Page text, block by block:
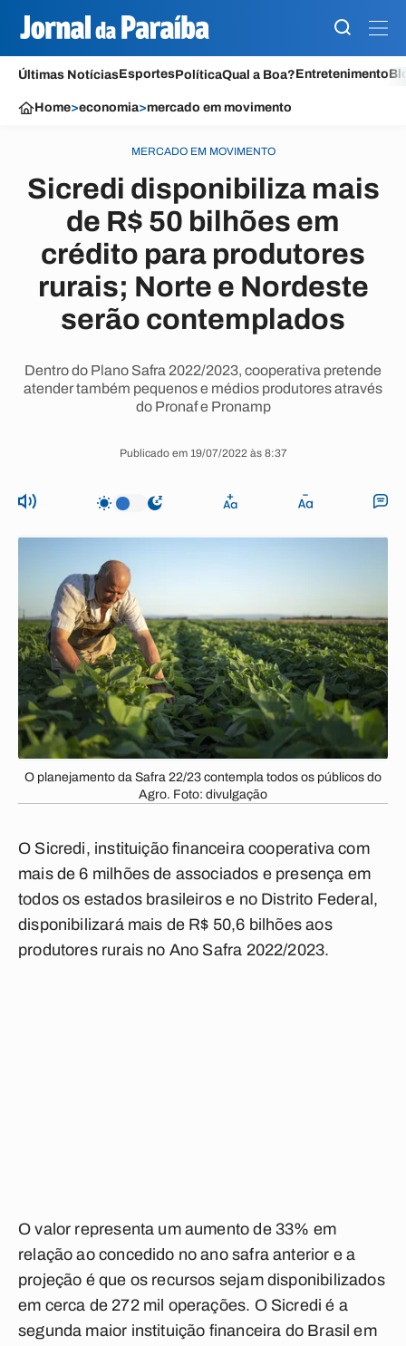
Últimas NotíciasEsportesPolíticaQual a Boa?Entretenimento
Home>economia>mercado em movimento
MERCADO EM MOVIMENTO
Sicredi disponibiliza mais
de R$ 50 bilhões em
crédito para produtores
rurais; Norte e Nordeste
serão contemplados
Dentro do Plano Safra 2022/2023, cooperativa pretende
atender também pequenos e médios produtores através
do Pronaf e Pronamp
Publicado em 19/07/2022 às 8:37
O planejamento da Safra 22/23 contempla todos os públicos do
Agro. Foto: divulgação
O Sicredi, instituição financeira cooperativa com
mais de 6 milhões de associados e presença em
todos os estados brasileiros e no Distrito Federal,
disponibilizará mais de R$ 50,6 bilhões aos
produtores rurais no Ano Safra 2022/2023.
O valor representa um aumento de 33% em
relação ao concedido no ano safra anterior e a
projeção é que os recursos sejam disponibilizados
em cerca de 272 mil operações. O Sicredi é a
segunda maior instituição financeira do Brasil em